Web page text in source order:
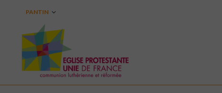
PANTIN